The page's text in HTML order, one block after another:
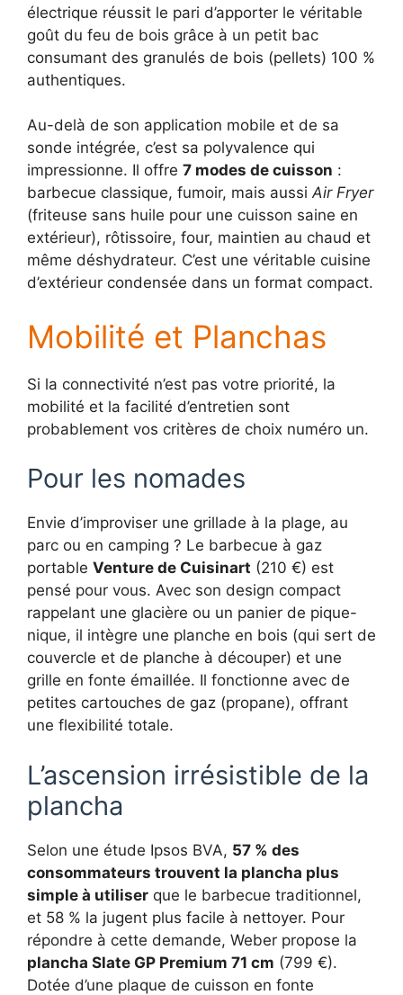
électrique réussit le pari d’apporter le véritable
goût du feu de bois grâce à un petit bac
consumant des granulés de bois (pellets) 100 %
authentiques.
Au-delà de son application mobile et de sa
sonde intégrée, c’est sa polyvalence qui
impressionne. Il offre 7 modes de cuisson :
barbecue classique, fumoir, mais aussiAir Fryer
(friteuse sans huile pour une cuisson saine en
extérieur), rôtissoire, four, maintien au chaud et
même déshydrateur. C’est une véritable cuisine
d’extérieur condensée dans un format compact.
Mobilité et Planchas
Si la connectivité n’est pas votre priorité, la
mobilité et la facilité d’entretien sont
probablement vos critères de choix numéro un.
Pour les nomades
Envie d’improviser une grillade à la plage, au
parc ou en camping ? Le barbecue à gaz
portable Venture de Cuisinart (210 €) est
pensé pour vous. Avec son design compact
rappelant une glacière ou un panier de pique-
nique, il intègre une planche en bois (qui sert de
couvercle et de planche à découper) et une
grille en fonte émaillée. Il fonctionne avec de
petites cartouches de gaz (propane), offrant
une flexibilité totale.
L’ascension irrésistible de la
plancha
Selon une étude Ipsos BVA, 57 % des
consommateurs trouvent la plancha plus
simple à utiliser que le barbecue traditionnel,
et 58 % la jugent plus facile à nettoyer. Pour
répondre à cette demande, Weber propose la
plancha Slate GP Premium 71 cm (799 €).
Dotée d’une plaque de cuisson en fonte